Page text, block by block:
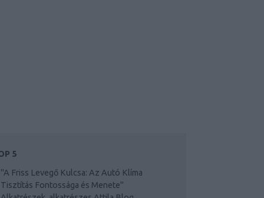
5
"A Friss Levegő Kulcsa: Az Autó Klíma
Tisztítás Fontossága és Menete"